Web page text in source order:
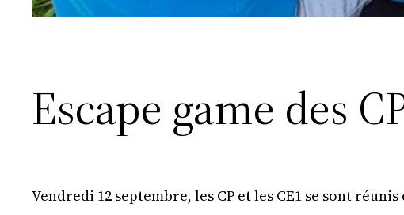
Escape game des
Vendredi 12 septembre, les CP et les CE1 se sont